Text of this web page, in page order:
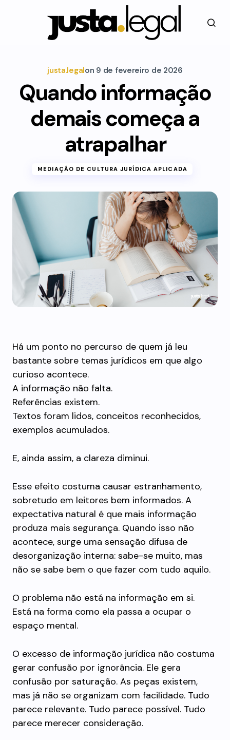
justa.legalon 9 de fevereiro de 2026
Quando informação
demais começa a
atrapalhar
MEDIAÇÃO DE CULTURA JURÍDICA APLICADA
Há um ponto no percurso de quem já leu
bastante sobre temas jurídicos em que algo
curioso acontece.
A informação não falta.
Referências existem.
Textos foram lidos, conceitos reconhecidos,
exemplos acumulados.
E, ainda assim, a clareza diminui.
Esse efeito costuma causar estranhamento,
sobretudo em leitores bem informados. A
expectativa natural é que mais informação
produza mais segurança. Quando isso não
acontece, surge uma sensação difusa de
desorganização interna: sabe-se muito, mas
não se sabe bem o que fazer com tudo aquilo.
O problema não está na informação em si.
Está na forma como ela passa a ocupar o
espaço mental.
O excesso de informação jurídica não costuma
gerar confusão por ignorância. Ele gera
confusão por saturação. As peças existem,
mas já não se organizam com facilidade. Tudo
parece relevante. Tudo parece possível. Tudo
parece merecer consideração.